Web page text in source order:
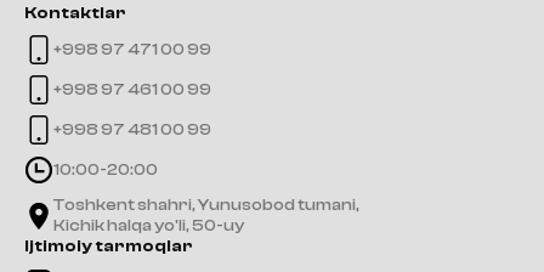
Kontaktlar
+998 97 471 00 99
+998 97 461 00 99
+998 97 481 00 99
10:00-20:00
Toshkent shahri, Yunusobod tumani,
Kichik halqa yo'li, 50-uy
Ijtimoiy tarmoqlar